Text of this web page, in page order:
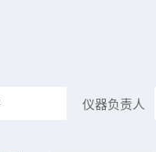
仪器负责人